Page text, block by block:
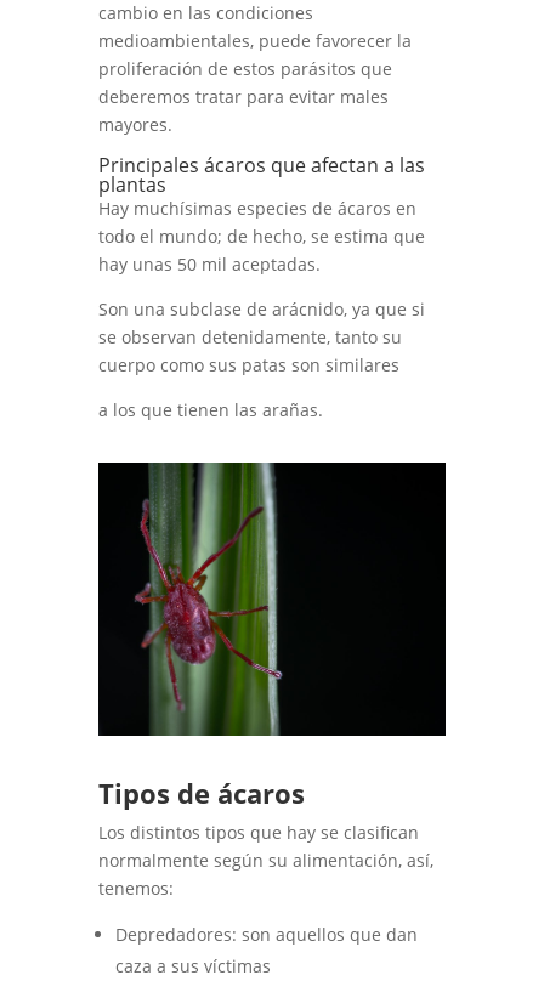
cambio en las condiciones
medioambientales, puede favorecer la
proliferación de estos parásitos que
deberemos tratar para evitar males
mayores.
Principales ácaros que afectan a las
plantas
Hay muchísimas especies de ácaros en
todo el mundo; de hecho, se estima que
hay unas 50 mil aceptadas.
Son una subclase de arácnido, ya que si
se observan detenidamente, tanto su
cuerpo como sus patas son similares
a los que tienen las arañas.
Tipos de ácaros
Los distintos tipos que hay se clasifican
normalmente según su alimentación, así,
tenemos:
Depredadores: son aquellos que dan
caza a sus víctimas